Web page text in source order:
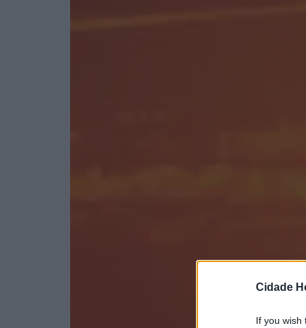
Cidade
If you wish